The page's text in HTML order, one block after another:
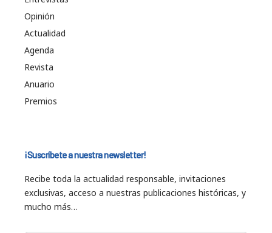
Opinión
Actualidad
Agenda
Revista
Anuario
Premios
¡Suscríbete a nuestra newsletter!
Recibe toda la actualidad responsable, invitaciones
exclusivas, acceso a nuestras publicaciones históricas, y
mucho más…